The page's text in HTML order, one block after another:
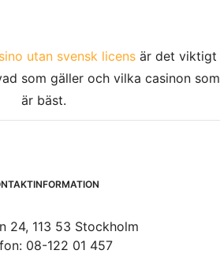
utan svensk licensär det viktigt
som gäller och vilka casinon som
är bäst.
24, 113 53 Stockholm
08-122 01 457